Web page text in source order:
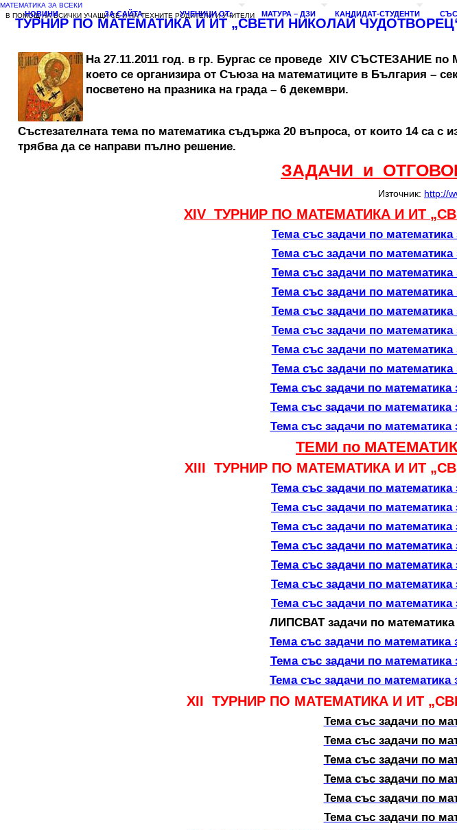
НОВИНИ ЗА САЙТА УЧЕНИЦИ ОТ: МАТУРА – ДЗИ КАНДИДАТ-СТУДЕНТИ
МАТЕМАТИКА ЗА ВСЕКИ
В ПОМОЩ НА ВСИЧКИ УЧАЩИ СЕ И НА ТЕХНИТЕ РОДИТЕЛИ И УЧИТЕЛИ
ТУРНИР ПО МАТЕМАТИКА И ИТ „СВЕТИ НИКОЛАЙ
На 27.11.2011 год. в гр. Бургас се проведе ХІV
което се организира от Съюза на математиците в България –
посветено на празника на града – 6 декември.
Състезателната тема по математика съдържа 20 въпроса, от които 14 са с
трябва да се направи пълно решение.
ЗАДАЧИ и
Източник: http://
ХIV ТУРНИР ПО МАТЕМАТИКА И ИТ
Тема със задачи по математика
Тема със задачи по математика
Тема със задачи по математика
Тема със задачи по математика
Тема със задачи по математика
Тема със задачи по математика
Тема със задачи по математика
Тема със задачи по математика
Тема със задачи по математика
Тема със задачи по математика
Тема със задачи по математика
ТЕМИ по
ХIII ТУРНИР ПО МАТЕМАТИКА И ИТ
Тема със задачи по математика
Тема със задачи по математика
Тема със задачи по математика
Тема със задачи по математика
Тема със задачи по математика
Тема със задачи по математика
Тема със задачи по математика
ЛИПСВАТ задачи по математика
Тема със задачи по математика
Тема със задачи по математика
Тема със задачи по математика
ХII ТУРНИР ПО МАТЕМАТИКА И ИТ
Тема със задачи по
Тема със задачи по
Тема със задачи по
Тема със задачи по
Тема със задачи по
Тема със задачи по